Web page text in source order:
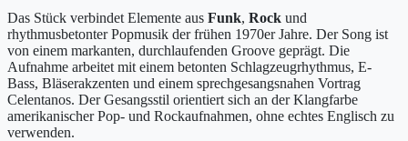
Das Stück verbindet Elemente aus Funk, Rock und
rhythmusbetonter Popmusik der frühen 1970er Jahre. Der Song ist
von einem markanten, durchlaufenden Groove geprägt. Die
Aufnahme arbeitet mit einem betonten Schlagzeugrhythmus, E-
Bass, Bläserakzenten und einem sprechgesangsnahen Vortrag
Celentanos. Der Gesangsstil orientiert sich an der Klangfarbe
amerikanischer Pop- und Rockaufnahmen, ohne echtes Englisch zu
verwenden.